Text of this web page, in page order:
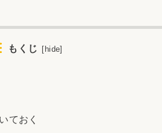
もくじ hide
ておく